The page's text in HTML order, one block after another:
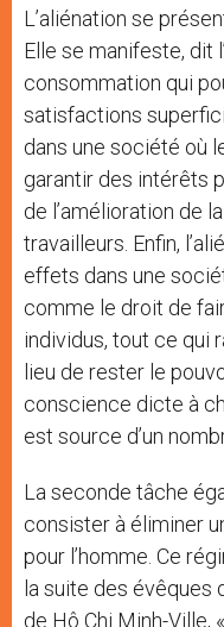
L’aliénation se
Elle se manifeste, dit
consommation qui
satisfactions
dans une société où
garantir des intérêts
de l’amélioration de
travailleurs. Enfin,
effets dans une
comme le droit de
individus, tout ce qui
lieu de rester le
conscience dicte à
est source d’un
La seconde tâche
consister à éliminer
pour l’homme. Ce
la suite des
de Hô Chi Minh-Ville,